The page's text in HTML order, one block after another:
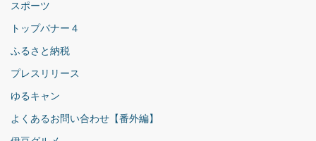
スポーツ
トップバナー４
ふるさと納税
プレスリリース
ゆるキャン
よくあるお問い合わせ【番外編】